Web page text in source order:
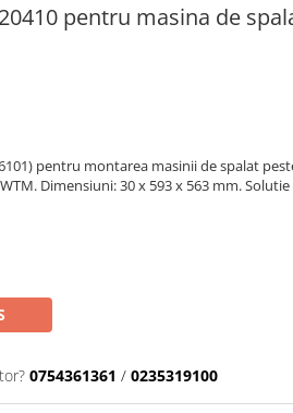
pentru masina de
pentru montarea masinii de spalat
Dimensiuni: 30 x 593 x 563 mm. Solutie
0754361361 / 0235319100